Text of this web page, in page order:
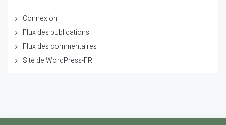
Connexion
Flux des publications
Flux des commentaires
Site de WordPress-FR